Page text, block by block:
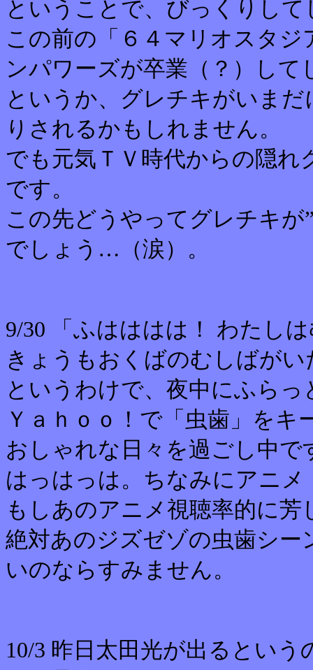
ということで、びっくりし
この前の「６４マリオスタ
ンパワーズが卒業（？）して
というか、グレチキがいま
りされるかもしれません。
でも元気ＴＶ時代からの隠
です。
この先どうやってグレチキ
でしょう…（涙）。
9/30 「ふはははは！ わたし
きょうもおくばのむしばが
というわけで、夜中にふら
Ｙａｈｏｏ！で「虫歯」を
おしゃれな日々を過ごし中で
はっはっは。ちなみにアニ
もしあのアニメ視聴率的に芳
絶対あのジズゼゾの虫歯シ
いのならすみません。
10/3 昨日太田光が出るとい